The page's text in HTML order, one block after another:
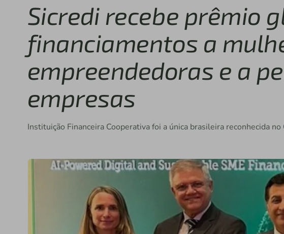
Sicredi recebe prêmio
financiamentos a
empreendedoras e a
empresas
Instituição Financeira Cooperativa foi a única brasileira reconhecida